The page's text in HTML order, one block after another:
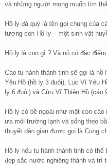
và những người mong muốn tìm
Hồ ly đá quý là tên gọi chung của
tượng con Hồ ly – một sinh vật
Hồ ly là con gì ? Và nó có đặc
Cáo tu hành thành tinh sẽ gọi là
Yêu Hồ (hồ ly 3 đuôi), Lục Vĩ Yêu
ly 6 đuôi) và Cửu Vĩ Thiên Hồ (cáo
Hồ ly có bề ngoài như một con
ưa môi trường lạnh và sống theo
thuyết dân gian được gọi là Cung
Hồ ly nếu tu hành thành tinh có
đẹp sắc nước nghiêng thành và trí